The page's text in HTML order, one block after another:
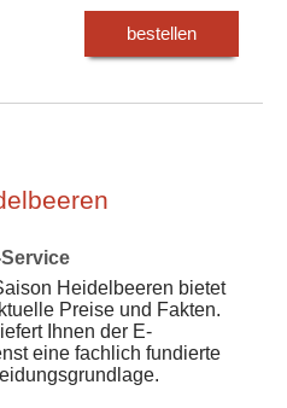
bestellen
Service
Heidelbeeren bietet
Preise und Fakten.
Ihnen der E-
eine fachlich fundierte